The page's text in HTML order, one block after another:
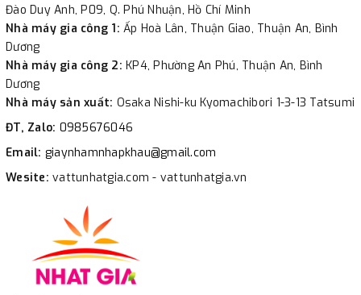
Đào Duy Anh, P09, Q. Phú Nhuận, Hồ Chí Minh
Nhà máy gia công 1: Ấp Hoà Lân, Thuận Giao, Thuận An, Bình
Dương
Nhà máy gia công 2: KP4, Phường An Phú, Thuận An, Bình
Dương
Nhà máy sản xuất: Osaka Nishi-ku Kyomachibori 1-3-13 Tatsumi
ĐT, Zalo: 0985676046
Email: giaynhamnhapkhau@gmail.com
Wesite: vattunhatgia.com - vattunhatgia.vn